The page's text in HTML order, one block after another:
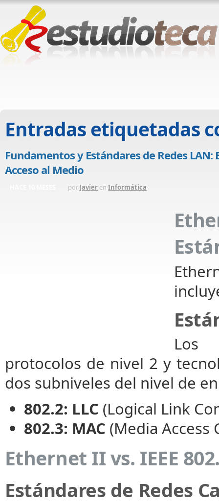
Entradas etiquetadas
Fundamentos y Estándares de Redes
Acceso al Medio
por Javier en Informática
Los
protocolos de nivel 2 y
dos subniveles del nivel de
802.2: LLC (Logical Link
802.3: MAC (Media Access
Ethernet II vs. IEEE
Estándares de Redes